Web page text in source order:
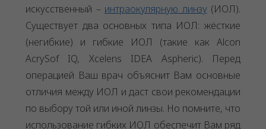
искусственный – интраокулярную линзу(ИОЛ).
Существует два основных типа ИОЛ: жёсткие
(негибкие) и гибкие ИОЛ (такие как Alcon
AcrySof IQ, Xcelens IDEA Aspheric). Перед
операцией Ваш врач объяснит Вам основные
отличия между ИОЛ и даст свои рекомендации
по выбору той или иной линзы. Но помните, что
использование гибких ИОЛ обеспечит Вам ряд